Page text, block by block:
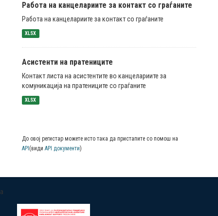
Работа на канцелариите за контакт со граѓаните
Работа на канцелариите за контакт со граѓаните
XLSX
Асистенти на пратениците
Контакт листа на асистентите во канцелариите за
комуникација на пратениците со граѓаните
XLSX
До овој регистар можете исто така да пристапите со помош на
API (види API документи)
a